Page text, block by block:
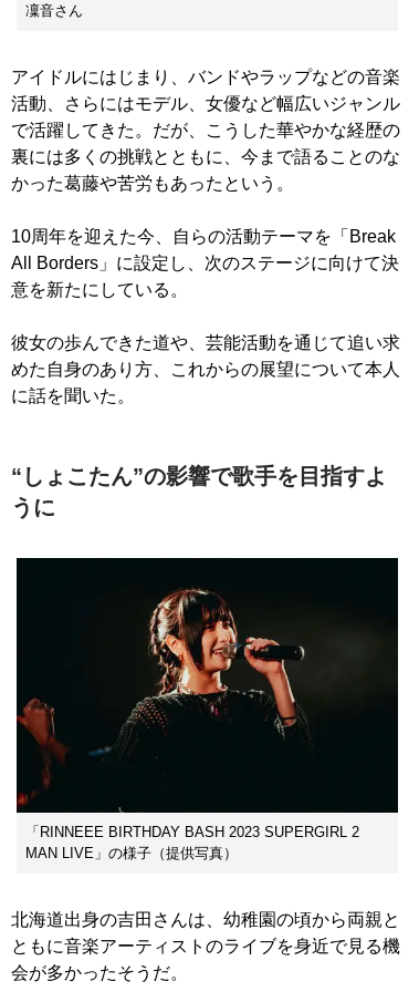
凜音さん
アイドルにはじまり、バンドやラップなどの音楽
活動、さらにはモデル、女優など幅広いジャンル
で活躍してきた。だが、こうした華やかな経歴の
裏には多くの挑戦とともに、今まで語ることのな
かった葛藤や苦労もあったという。
10周年を迎えた今、自らの活動テーマを「Break
All Borders」に設定し、次のステージに向けて決
意を新たにしている。
彼女の歩んできた道や、芸能活動を通じて追い求
めた自身のあり方、これからの展望について本人
に話を聞いた。
“しょこたん”の影響で歌手を目指すよ
うに
「RINNEEE BIRTHDAY BASH 2023 SUPERGIRL 2
MAN LIVE」の様子（提供写真）
北海道出身の吉田さんは、幼稚園の頃から両親と
ともに音楽アーティストのライブを身近で見る機
会が多かったそうだ。